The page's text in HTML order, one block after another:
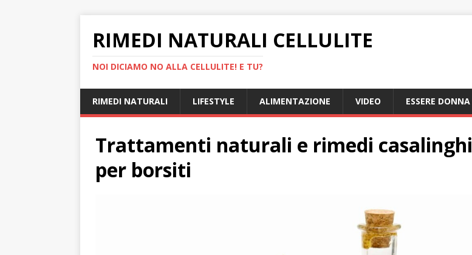
RIMEDI NATURALI CELLULITE
NOI DICIAMO NO ALLA CELLULITE! E TU?
RIMEDI NATURALI LIFESTYLE ALIMENTAZIONE VIDEO ESSERE DONNA
Trattamenti naturali e rimedi casalinghi
per borsiti